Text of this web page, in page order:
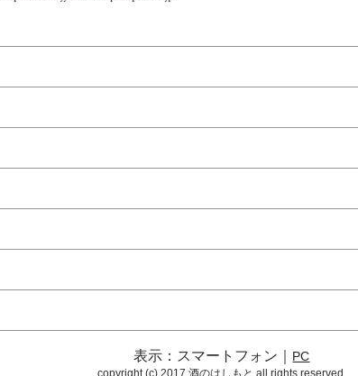
表示：スマートフォン｜ PC
copyright (c) 2017 酒のはしもと all rights reserved.